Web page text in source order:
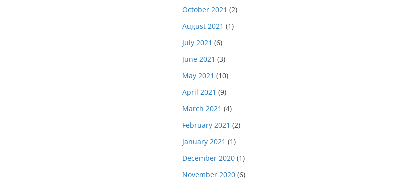
October 2021 (2)
August 2021 (1)
July 2021 (6)
June 2021 (3)
May 2021 (10)
April 2021 (9)
March 2021 (4)
February 2021 (2)
January 2021 (1)
December 2020 (1)
November 2020 (6)